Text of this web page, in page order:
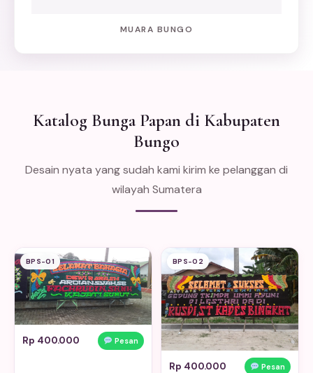
MUARA BUNGO
Katalog Bunga Papan di Kabupaten
Bungo
Desain nyata yang sudah kami kirim ke pelanggan di
wilayah Sumatera
BPS-01
Rp 400.000 Pesan
BPS-02
Rp 400.000 Pesan